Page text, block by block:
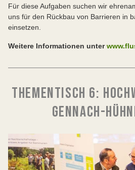
Für diese Aufgaben suchen wir
uns für den Rückbau von Barrieren in
einsetzen.
Weitere Informationen unter
THEMENTISCH 6:
GENNACH-